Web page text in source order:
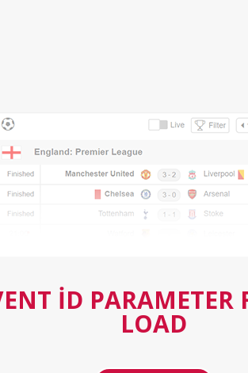
ID PARAMETER
LOAD